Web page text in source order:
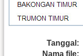
Tanggal:
Nama file: